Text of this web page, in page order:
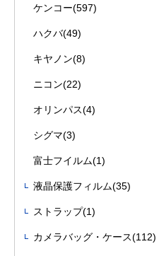
ケンコー(597)
ハクバ(49)
キヤノン(8)
ニコン(22)
オリンパス(4)
シグマ(3)
富士フイルム(1)
液晶保護フィルム(35)
ストラップ(1)
カメラバッグ・ケース(112)